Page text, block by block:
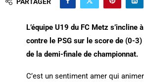
L’équipe U19 du FC Metz s’incline
contre le PSG sur le score de (0-
de la demi-finale de championnat.
C’est un sentiment amer qui